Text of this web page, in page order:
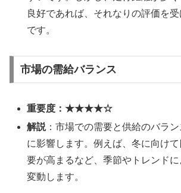
良好であれば、それなりの評価を
です。
市場の需給バランス
重要度：★★★★☆
解説：市場での需要と供給のバラ
に影響します。例えば、冬に向け
要が高まるなど、季節やトレンド
変動します。